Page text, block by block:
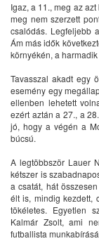
Igaz, a 11., meg az
meg nem szerzett
csalódás. Legfeljebb
Ám más idők
környékén, a
Tavasszal akadt egy
esemény egy
ellenben lehetett
ezért aztán a 27., a
jó, hogy a végén a
búcsú.
A legtöbbször Lauer
kétszer is
a csatát, hát
élt is, mindig kezdett,
tökéletes. Egyetlen
Kalmár Zsolt, ami
futballista